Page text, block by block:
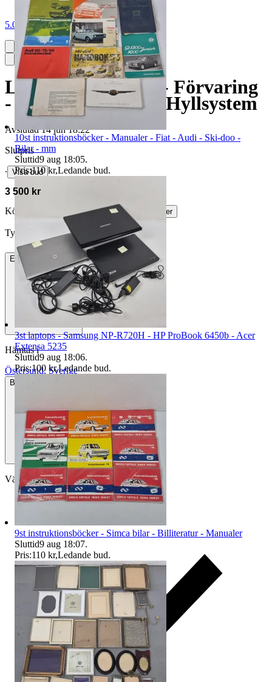
5.0
Lagerhylla - Hylla - Förvaring
- Förvaringshylla - Hyllsystem
Avslutad 14 jun 18:22
Slutpris
∙ Visa bud
3 500 kr
Köparskydd är valfritt hos företag.
Läs mer
Tyler-Durden vann auktionen
Endast avhämtning
Hämtas i
Östersund, Sverige
Betalning
Välj till köparskydd
10st instruktionsböcker - Manualer - Fiat - Audi - Ski-doo -
Bilar - mm
Sluttid9 aug 18:05.
Pris:110 kr,Ledande bud.
3st laptops - Samsung NP-R720H - HP ProBook 6450b - Acer
Extensa 5235
Sluttid9 aug 18:06.
Pris:100 kr,Ledande bud.
9st instruktionsböcker - Simca bilar - Billiteratur - Manualer
Sluttid9 aug 18:07.
Pris:110 kr,Ledande bud.